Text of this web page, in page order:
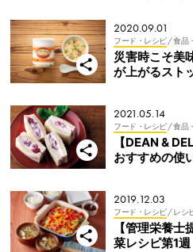
2020.09.01
フード・レシピ/ 食品
災害時こそ美
が上がるスト
2021.05.14
フード・レシピ/ 食品
【DEAN &
おすすめの使
2019.12.03
フード・レシピ/ レシ
【管理栄養
菜レシピ第1週